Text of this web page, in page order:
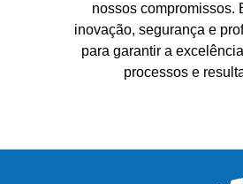
nossos compromissos.
inovação, segurança e
para garantir a
processos e